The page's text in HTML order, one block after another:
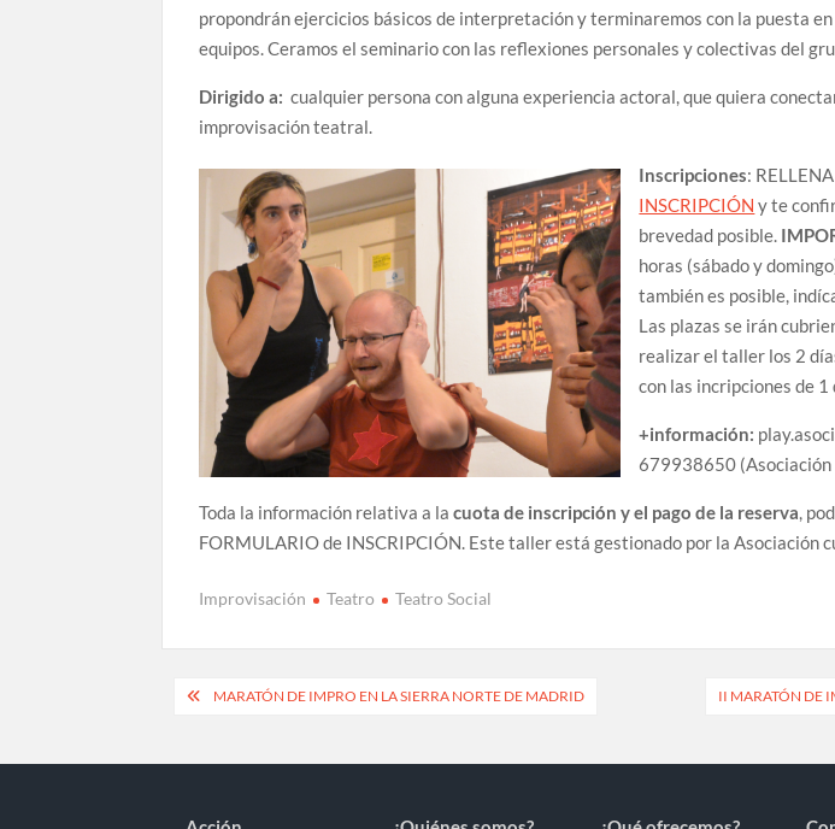
propondrán ejercicios básicos de interpretación y terminaremos con la puesta
equipos. Ceramos el seminario con las reflexiones personales y colectivas del
Dirigido a: cualquier persona con alguna experiencia actoral, que quiera
improvisación teatral.
Inscripciones:
INSCRIPCIÓN y te
brevedad posible.
horas (sábado y
también es posible,
Las plazas se irán
realizar el taller los 2
con las incripciones de 1
+información:
679938650 (Asociación
Toda la información relativa a lacuota de inscripción y el pago de la reserva,
FORMULARIO de INSCRIPCIÓN. Este taller está gestionado por la Asociación
Improvisación Teatro Teatro Social
Navegación
entradas
MARATÓN DE IMPRO EN LA SIERRA NORTE DE MADRID II MARATÓN DE